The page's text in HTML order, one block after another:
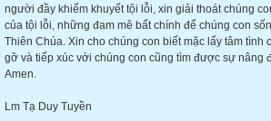
người đầy khiếm khuyết tội lỗi, xin giải thoát chúng
của tội lỗi, những đam mê bất chính để chúng con
Thiên Chúa. Xin cho chúng con biết mặc lấy tâm tình
gỡ và tiếp xúc với chúng con cũng tìm được sự nâng
Amen.
Lm Tạ Duy Tuyền